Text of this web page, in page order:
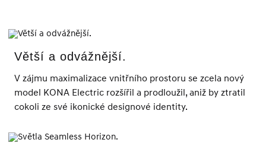
Větší a odvážnější.
V zájmu maximalizace vnitřního prostoru se zcela nový
model KONA Electric rozšířil a prodloužil, aniž by ztratil
cokoli ze své ikonické designové identity.